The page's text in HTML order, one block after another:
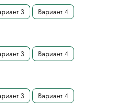
3 Вариант 4
3 Вариант 4
3 Вариант 4